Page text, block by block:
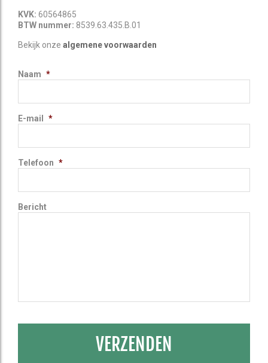
KVK: 60564865
BTW nummer: 8539.63.435.B.01
Bekijk onze algemene voorwaarden
Naam *
E-mail *
Telefoon *
Bericht